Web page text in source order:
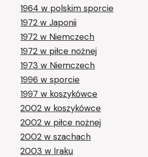
1964 w polskim sporcie
1972 w Japonii
1972 w Niemczech
1972 w piłce nożnej
1973 w Niemczech
1996 w sporcie
1997 w koszykówce
2002 w koszykówce
2002 w piłce nożnej
2002 w szachach
2003 w Iraku